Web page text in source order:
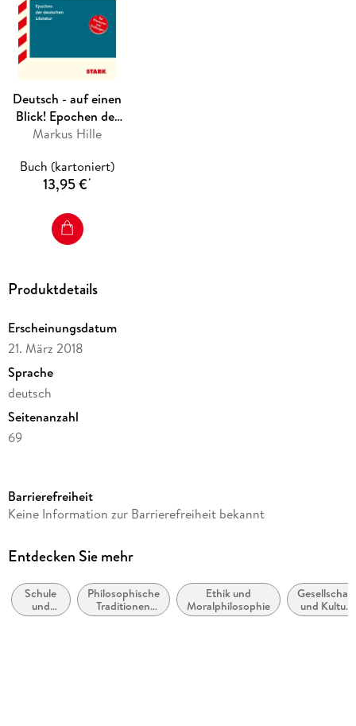
prägnante Darstellung
Ansatzes
Zeitleiste
ideal zum zeitsparenden
Deutsch - auf einen
Blick! Epochen der
deutschen Literatur
Markus Hille
Buch (kartoniert)
13,95 €*
Produktdetails
Erscheinungsdatum
21. März 2018
Sprache
deutsch
Seitenanzahl
69
Autor/Autorin
Verlag/Hersteller
Produktart
kartoniert
Barrierefreiheit
Keine Information zur Barrierefreiheit bekannt
Entdecken Sie mehr
Schule
und
Lernen:
Philosophische
Traditionen
und
Ethik und
Moralphilosophie
Gesellschaft
und Kultur,
allgemein